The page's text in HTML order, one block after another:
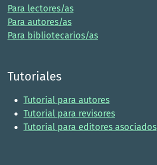
Para lectores/as
Para autores/as
Para bibliotecarios/as
Tutoriales
Tutorial para autores
Tutorial para revisores
Tutorial para editores asociados